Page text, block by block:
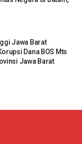
Jawa Barat
Dana BOS Mts
Jawa Barat